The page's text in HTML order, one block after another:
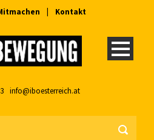
Kontakt
info@iboesterreich.at